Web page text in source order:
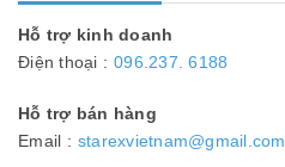
Hỗ trợ kinh doanh
Điện thoại : 096.237. 6188
Hỗ trợ bán hàng
Email : starexvietnam@gmail.com